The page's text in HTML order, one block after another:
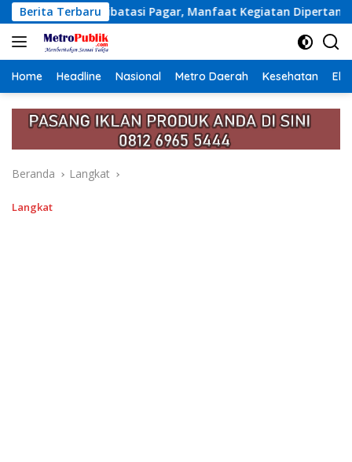
Langsung
ke
konten
Berita Terbaru
Manfaat Kegiatan Dipertanyakan Lunas PBB
Home Headline Nasional Metro Daerah Kesehatan
Beranda Langkat
Langkat